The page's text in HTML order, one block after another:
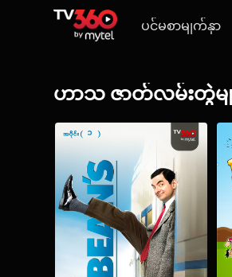
ပင်မစာမျက်နှာ
ဟာသ ဇာတ်လမ်းတွဲမျ